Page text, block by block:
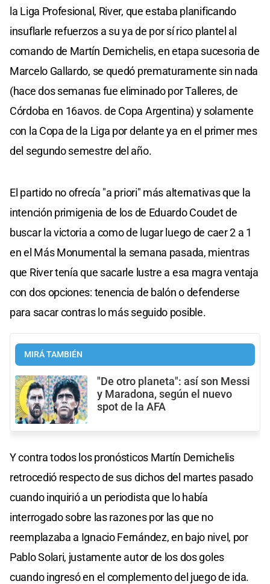
la Liga Profesional, River, que estaba planificando
insuflarle refuerzos a su ya de por sí rico plantel al
comando de Martín Demichelis, en etapa sucesoria de
Marcelo Gallardo, se quedó prematuramente sin nada
(hace dos semanas fue eliminado por Talleres, de
Córdoba en 16avos. de Copa Argentina) y solamente
con la Copa de la Liga por delante ya en el primer mes
del segundo semestre del año.
El partido no ofrecía "a priori" más alternativas que la
intención primigenia de los de Eduardo Coudet de
buscar la victoria a como de lugar luego de caer 2 a 1
en el Más Monumental la semana pasada, mientras
que River tenía que sacarle lustre a esa magra ventaja
con dos opciones: tenencia de balón o defenderse
para sacar contras lo más seguido posible.
MIRÁ TAMBIÉN
"De otro planeta": así son Messi
y Maradona, según el nuevo
spot de la AFA
Y contra todos los pronósticos Martín Demichelis
retrocedió respecto de sus dichos del martes pasado
cuando inquirió a un periodista que lo había
interrogado sobre las razones por las que no
reemplazaba a Ignacio Fernández, en bajo nivel, por
Pablo Solari, justamente autor de los dos goles
cuando ingresó en el complemento del juego de ida.